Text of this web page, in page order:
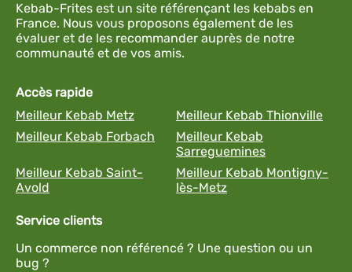
Kebab-Frites est un site référençant les kebabs en
France. Nous vous proposons également de les
évaluer et de les recommander auprès de notre
communauté et de vos amis.
Accès rapide
Meilleur Kebab Metz
Meilleur Kebab Thionville
Meilleur Kebab Forbach
Meilleur Kebab
Sarreguemines
Meilleur Kebab Saint-
Avold
Meilleur Kebab Montigny-
lès-Metz
Service clients
Un commerce non référencé ? Une question ou un
bug ?